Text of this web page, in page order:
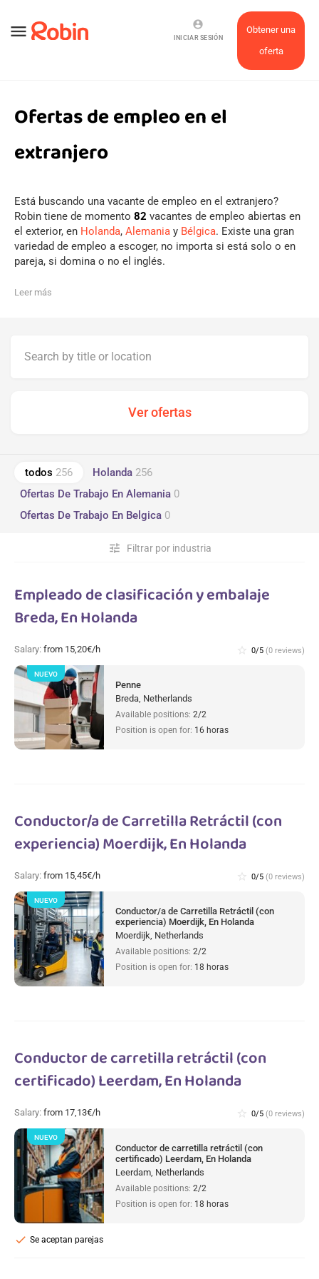
menu
Obtener una
oferta
account_circle
INICIAR SESIÓN
Ofertas de empleo en el
extranjero
Está buscando una vacante de empleo en el extranjero?
Robin tiene de momento 82 vacantes de empleo abiertas en
el exterior, en Holanda, Alemania y Bélgica. Existe una gran
variedad de empleo a escoger, no importa si está solo o en
pareja, si domina o no el inglés.
Leer más
todos 256 Holanda 256
Ofertas De Trabajo En Alemania 0
Ofertas De Trabajo En Belgica 0
Filtrar por industria
tune
Empleado de clasificación y embalaje
Breda, En Holanda
Salary: from 15,20€/h star_border 0/5 (0 reviews)
Penne
Breda, Netherlands
Available positions: 2/2
Position is open for: 16 horas
NUEVO
Conductor/a de Carretilla Retráctil (con
experiencia) Moerdijk, En Holanda
Salary: from 15,45€/h star_border 0/5 (0 reviews)
Conductor/a de Carretilla Retráctil (con
experiencia) Moerdijk, En Holanda
Moerdijk, Netherlands
Available positions: 2/2
Position is open for: 18 horas
NUEVO
Conductor de carretilla retráctil (con
certificado) Leerdam, En Holanda
Salary: from 17,13€/h star_border 0/5 (0 reviews)
Conductor de carretilla retráctil (con
certificado) Leerdam, En Holanda
Leerdam, Netherlands
Available positions: 2/2
Position is open for: 18 horas
Se aceptan parejas
check
NUEVO